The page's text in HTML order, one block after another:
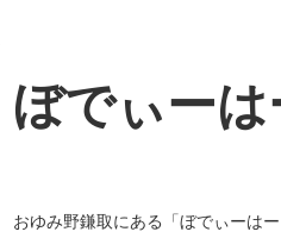
ぼでぃーは
おゆみ野鎌取にある「ぼでぃーは